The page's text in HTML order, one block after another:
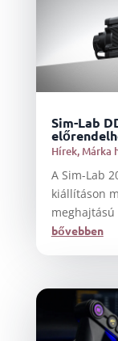
Sim-Lab
Hírek,Márka
A Sim-Lab
kiállításon
bővebben